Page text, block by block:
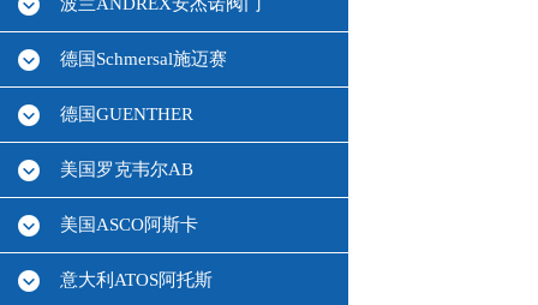
德国Schmersal施迈赛
德国GUENTHER
美国罗克韦尔AB
美国ASCO阿斯卡
意大利ATOS阿托斯